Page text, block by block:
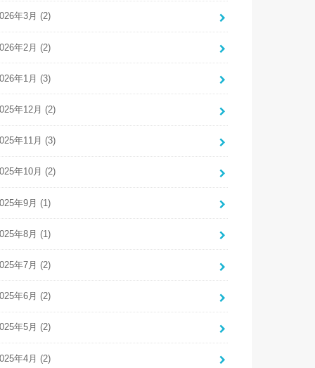
年3月 (2)
年2月 (2)
年1月 (3)
年12月 (2)
年11月 (3)
年10月 (2)
年9月 (1)
年8月 (1)
年7月 (2)
年6月 (2)
年5月 (2)
年4月 (2)